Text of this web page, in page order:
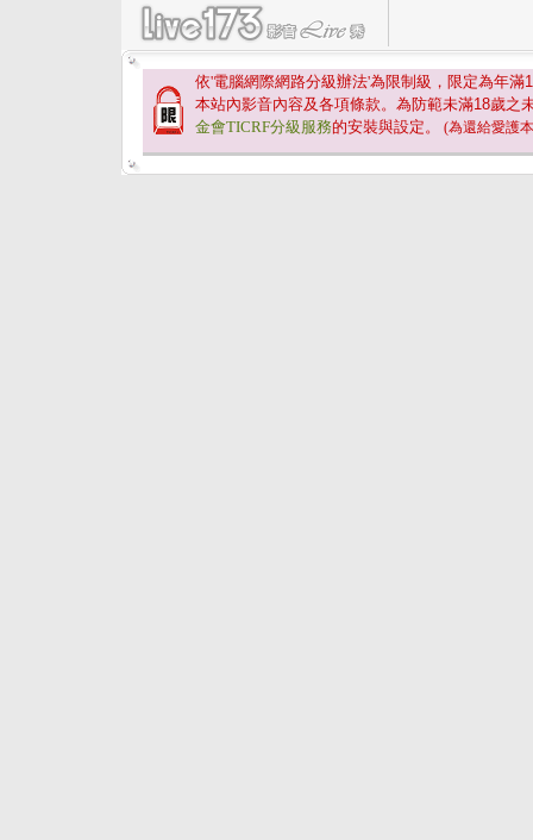
依'電腦網際網路分級辦法'為限制級，限定為年滿
本站內影音內容及各項條款。為防範未滿18歲之
金會TICRF分級服務的安裝與設定。 (為還給愛護